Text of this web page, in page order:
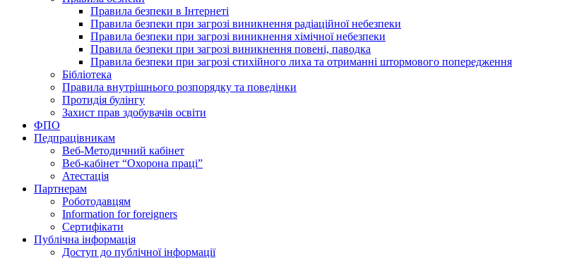
Правила безпеки в Інтернеті
Правила безпеки при загрозі виникнення радіаційної небезпеки
Правила безпеки при загрозі виникнення хімічної небезпеки
Правила безпеки при загрозі виникнення повені, паводка
Правила безпеки при загрозі стихійного лиха та отриманні штормового попередження
Бібліотека
Правила внутрішнього розпорядку та поведінки
Протидія булінгу
Захист прав здобувачів освіти
ФПО
Педпрацівникам
Веб-Методичний кабінет
Веб-кабінет “Охорона праці”
Атестація
Партнерам
Роботодавцям
Information for foreigners
Сертифікати
Публічна інформація
Доступ до публічної інформації